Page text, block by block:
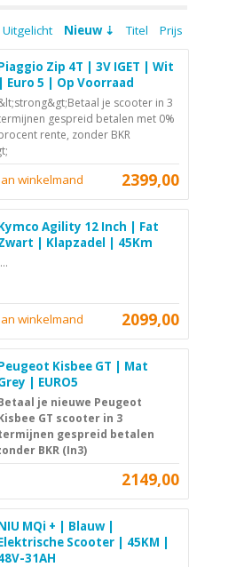
Uitgelicht Nieuw Titel Prijs
Zip 4T | 3V IGET | Wit
| Euro 5 | Op Voorraad
je scooter in 3
gespreid betalen met 0%
rente, zonder BKR
2399,00
winkelmand
Agility 12 Inch | Fat
| Klapzadel | 45Km
2099,00
winkelmand
Kisbee GT | Mat
| EURO5
je nieuwe Peugeot
GT scooter in 3
gespreid betalen
BKR (In3)
2149,00
MQi + | Blauw |
Scooter | 45KM |
31AH